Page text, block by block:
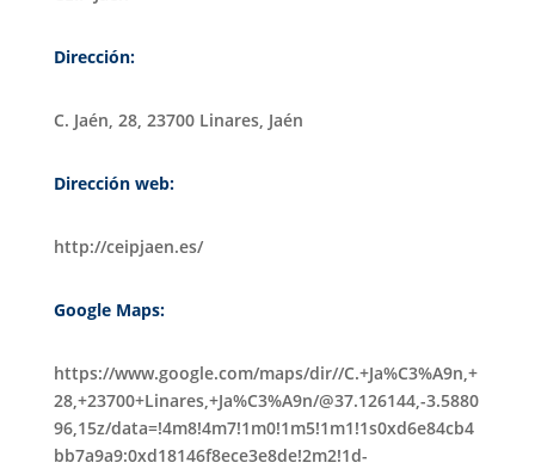
Dirección:
C. Jaén, 28, 23700 Linares, Jaén
Dirección web:
http://ceipjaen.es/
Google Maps:
https://www.google.com/maps/dir//C.+Ja%C3%A9n,+
28,+23700+Linares,+Ja%C3%A9n/@37.126144,-3.5880
96,15z/data=!4m8!4m7!1m0!1m5!1m1!1s0xd6e84cb4
bb7a9a9:0xd18146f8ece3e8de!2m2!1d-